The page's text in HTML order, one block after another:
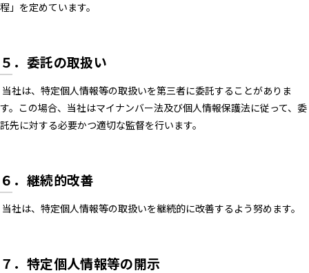
程」を定めています。
５．委託の取扱い
当社は、特定個人情報等の取扱いを第三者に委託することがありま
す。この場合、当社はマイナンバー法及び個人情報保護法に従って、委
託先に対する必要かつ適切な監督を行います。
６．継続的改善
当社は、特定個人情報等の取扱いを継続的に改善するよう努めます。
７．特定個人情報等の開示